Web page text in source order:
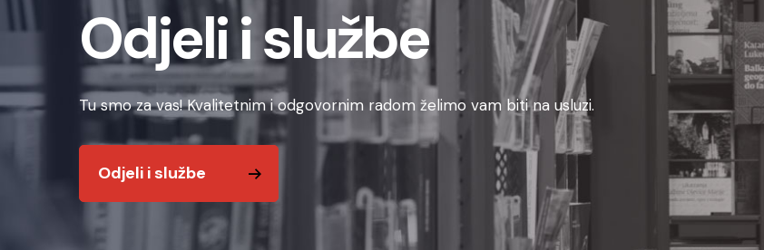
Odjeli i službe
Tu smo za vas! Kvalitetnim i odgovornim radom želimo vam biti na usluzi.
Odjeli i službe